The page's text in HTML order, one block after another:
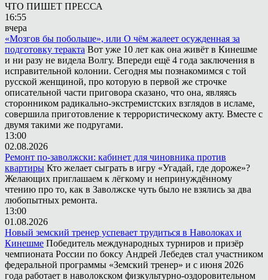
ЧТО ПИШЕТ ПРЕССА
16:55
вчера
«Мозгов бы побольше», или О чём жалеет осужденная за
подготовку теракта Вот уже 10 лет как она живёт в Кинешме
и ни разу не видела Волгу. Впереди ещё 4 года заключения в
исправительной колонии. Сегодня мы познакомимся с той
русской женщиной, про которую в первой же строчке
описательной части приговора сказано, что она, являясь
сторонником радикально-экстремистских взглядов в исламе,
совершила приготовление к террористическому акту. Вместе с
двумя такими же подругами.
13:00
02.08.2026
Ремонт по-заволжски: кабинет для чиновника против
квартиры Кто желает сыграть в игру «Угадай, где дороже»?
Желающих приглашаем к лёгкому и непринуждённому
чтению про то, как в Заволжске чуть было не взялись за два
любопытных ремонта.
13:00
01.08.2026
Новый земский тренер успевает трудиться в Наволоках и
Кинешме Победитель международных турниров и призёр
чемпионата России по боксу Андрей Лебедев стал участником
федеральной программы «Земский тренер» и с июня 2026
года работает в наволокском физкультурно-оздоровительном